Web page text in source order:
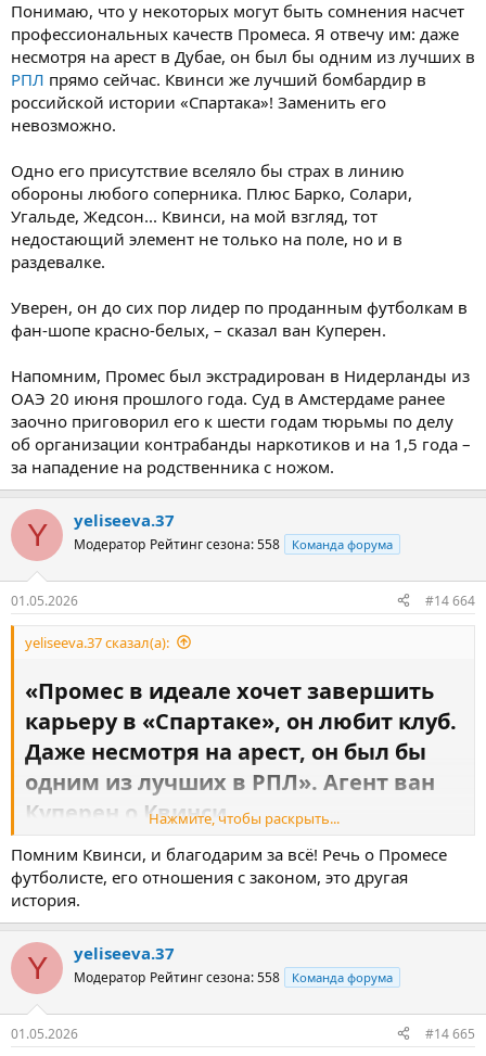
Понимаю, что у некоторых могут быть сомнения насчет
профессиональных качеств Промеса. Я отвечу им: даже
несмотря на арест в Дубае, он был бы одним из лучших в
РПЛ прямо сейчас. Квинси же лучший бомбардир в
российской истории «Спартака»! Заменить его
невозможно.
Одно его присутствие вселяло бы страх в линию
обороны любого соперника. Плюс Барко, Солари,
Угальде, Жедсон... Квинси, на мой взгляд, тот
недостающий элемент не только на поле, но и в
раздевалке.
Уверен, он до сих пор лидер по проданным футболкам в
фан-шопе красно-белых, – сказал ван Куперен.
Напомним, Промес был экстрадирован в Нидерланды из
ОАЭ 20 июня прошлого года. Суд в Амстердаме ранее
заочно приговорил его к шести годам тюрьмы по делу
об организации контрабанды наркотиков и на 1,5 года –
за нападение на родственника с ножом.
Y yeliseeva.37
Модератор Рейтинг сезона: 558 Команда форума
01.05.2026 #14 664
yeliseeva.37 сказал(а):
«Промес в идеале хочет завершить
карьеру в «Спартаке», он любит клуб.
Даже несмотря на арест, он был бы
одним из лучших в РПЛ». Агент ван
Куперен о Квинси​
Агент ван Куперен: Промес хочет завершить карьеру в
«Спартаке».
Квинси Промеспродолжает интересоваться выступлениями
«Спаратка», заявил нидерландский агент Нейтан ван Куперен.
– Как там Квинси?
– Ситуация тяжелая, вы знаете. Он находится в заключении в
Нидерландах. Но постоянно спрашивает про «
сыграли в выходные? Что происходит в команде?» Он по-
настоящему любит этот клуб.
Нажмите, чтобы раскрыть...
Помним Квинси, и благодарим за всё! Речь о Промесе
футболисте, его отношения с законом, это другая
история.
Y yeliseeva.37
Модератор Рейтинг сезона: 558 Команда форума
01.05.2026 #14 665